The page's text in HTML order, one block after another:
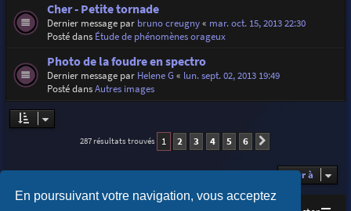
En poursuivant votre navigation, vous acceptez
Cher - Petite tornade
Dernier message par bruno creugny« mar. oct. 15, 2013 22:30
Posté dans Étude de phénomènes orageux
Photo de la foudre en spectro
Dernier message par Helene G« lun. sept. 02, 2013 19:49
Posté dansAutres images
287 résultats trouvés 1 2 3 4 5 6
Aller à